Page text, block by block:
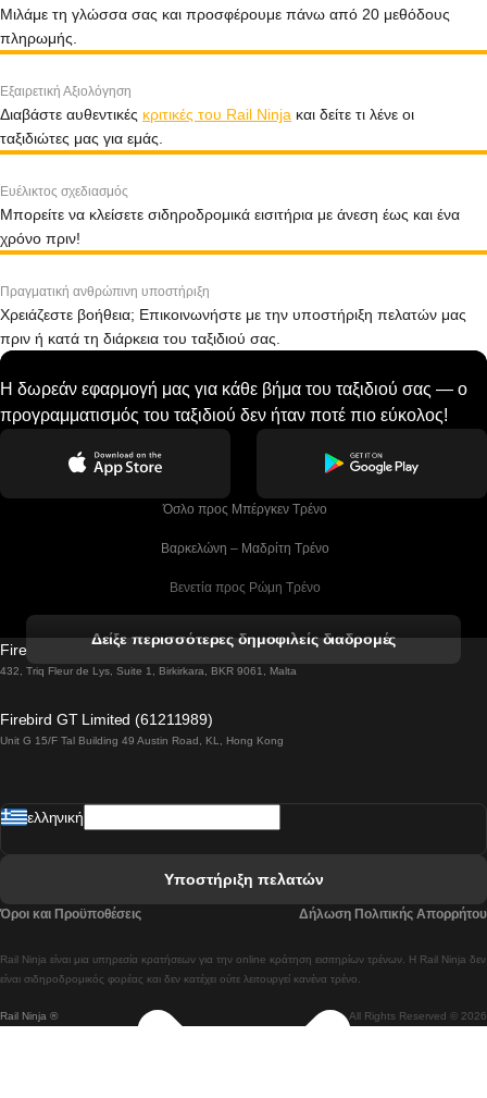
Μιλάμε τη γλώσσα σας και προσφέρουμε πάνω από 20 μεθόδους
πληρωμής.
Εξαιρετική Αξιολόγηση
Διαβάστε αυθεντικές κριτικές του Rail Ninja και δείτε τι λένε οι
ταξιδιώτες μας για εμάς.
Ευέλικτος σχεδιασμός
Μπορείτε να κλείσετε σιδηροδρομικά εισιτήρια με άνεση έως και ένα
χρόνο πριν!
Πραγματική ανθρώπινη υποστήριξη
Χρειάζεστε βοήθεια; Επικοινωνήστε με την υποστήριξη πελατών μας
πριν ή κατά τη διάρκεια του ταξιδιού σας.
Η δωρεάν εφαρμογή μας για κάθε βήμα του ταξιδιού σας — ο
προγραμματισμός του ταξιδιού δεν ήταν ποτέ πιο εύκολος!
Όσλο προς Μπέργκεν Tρένο
Βαρκελώνη – Μαδρίτη Tρένο
Βενετία προς Ρώμη Τρένο
Βιέννη προς Σάλτσμπουργκ Τρένα
Βουδαπέστη προς Πράγα Tρένο
Λισαβόνα προς Λάγος Tρένο
Λισαβόνα προς Μαδρίτη Τρένα
Δείξε περισσότερες δημοφιλείς διαδρομές
Firebird GT Limited (OC 1451)
432, Triq Fleur de Lys, Suite 1, Birkirkara, BKR 9061, Malta
Firebird GT Limited (61211989)
Unit G 15/F Tal Building 49 Austin Road, KL, Hong Kong
Rail Ninja ® All Rights Reserved © 2026
Rail Ninja είναι μια υπηρεσία κρατήσεων για την online κράτηση εισιτηρίων τρένων. Η Rail Ninja δεν
είναι σιδηροδρομικός φορέας και δεν κατέχει ούτε λειτουργεί κανένα τρένο.
ελληνική
Υποστήριξη πελατών
Όροι και Προϋποθέσεις Δήλωση Πολιτικής Απορρήτου